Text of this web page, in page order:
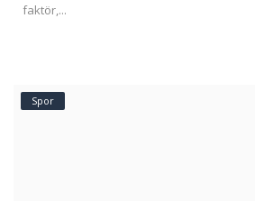
faktör,...
Spor